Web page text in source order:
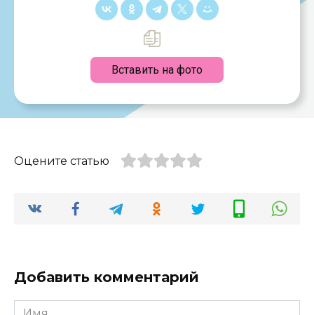
Вставить на фото
Оцените статью
Добавить комментарий
Имя